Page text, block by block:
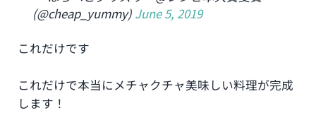
(@cheap_yummy) June 5, 2019
これだけです
これだけで本当にメチャクチャ美味しい料理が完成
します！